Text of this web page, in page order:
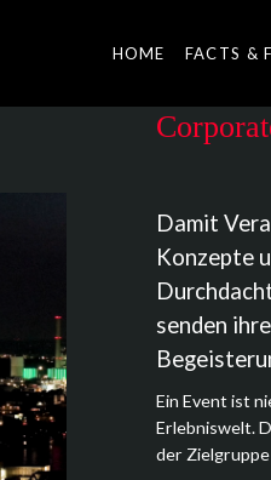
HOME FACTS &
Damit
Konzepte
senden
Ein Event ist
Erlebniswelt.
der